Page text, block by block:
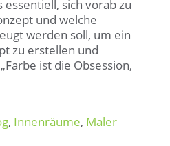
sich vorab zu
und welche
werden soll, um ein
zu erstellen und
ist die Obsession,
, Innenräume, Maler